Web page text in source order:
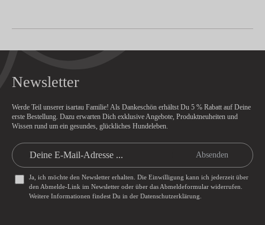
Newsletter
Werde Teil unserer isartau Familie! Als Dankeschön erhältst Du 5 % Rabatt auf Deine
erste Bestellung. Dazu erwarten Dich exklusive Angebote, Produktneuheiten und
Wissen rund um ein gesundes, glückliches Hundeleben.
Absenden
Ja, ich möchte den Newsletter erhalten. Die Einwilligung kann ich jederzeit über
den Abmelde-Link im Newsletter oder über das Abmeldeformularwiderrufen.
Weitere Informationen findest Du in der Datenschutzerklärung